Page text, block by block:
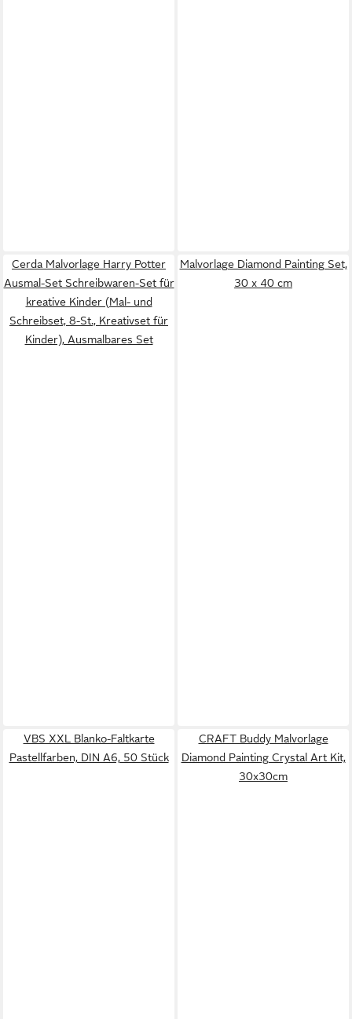
Cerda Malvorlage Harry Potter
Ausmal-Set Schreibwaren-Set für
kreative Kinder (Mal- und
Schreibset, 8-St., Kreativset für
Kinder), Ausmalbares Set
Malvorlage Diamond Painting Set,
30 x 40 cm
VBS XXL Blanko-Faltkarte
Pastellfarben, DIN A6, 50 Stück
CRAFT Buddy Malvorlage
Diamond Painting Crystal Art Kit,
30x30cm